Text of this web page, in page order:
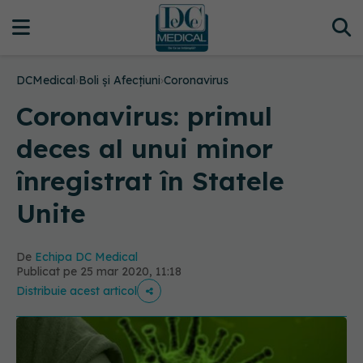
DCMedical›Boli și Afecțiuni›Coronavirus
Coronavirus: primul
deces al unui minor
înregistrat în Statele
Unite
De Echipa DC Medical
Publicat pe 25 mar 2020, 11:18
Distribuie acest articol